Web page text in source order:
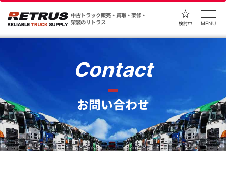
中古トラック販売・買取・架修・
架装のリトラス
検討中 MENU
Contact
お問い合わせ